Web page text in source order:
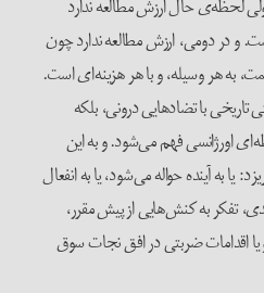
لحظه‌ی حال ارزش مطالعه ندارد
و در دومی، ارزش مطالعه ندارد چون
به هر وسیله، و با هر هزینه‌ای است.
تاریخی با تضادهایی درونی، بلکه
اورژانسی فهم می‌شود. و به این
یا به آینده حواله می‌شود، یا به انفعال
تفکر به کنش‌هایی از پیش مقرر،
اقدامات ضربتی در افق نجات سوق